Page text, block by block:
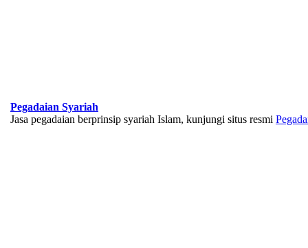
Pegadaian Syariah
Jasa pegadaian berprinsip syariah Islam, kunjungi situs resmi